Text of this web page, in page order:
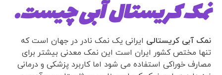
نمک کریستال آبی چیست.
نمک آبی کریستالی ایرانی یک نمک نادر در جهان است که
تنها مختص کشور ایران است این نمک معدنی بیشتر برای
مصارف خوراکی استفاده می شود اما کاربرد پزشکی و درمانی